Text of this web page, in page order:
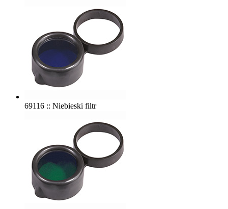
69116 :: Niebieski filtr